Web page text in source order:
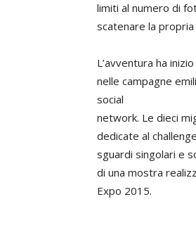
limiti al numero di
scatenare la
L’avventura ha
nelle campagne
social
network. Le dieci
dedicate al
sguardi singolari e
di una mostra
Expo 2015.